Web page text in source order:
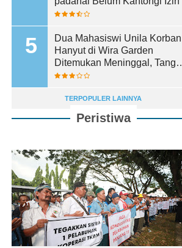
Dua Mahasiswi Unila Korban
Hanyut di Wira Garden
Ditemukan Meninggal, Tangis
Keluarga Pecah di RS
TERPOPULER LAINNYA
Peristiwa